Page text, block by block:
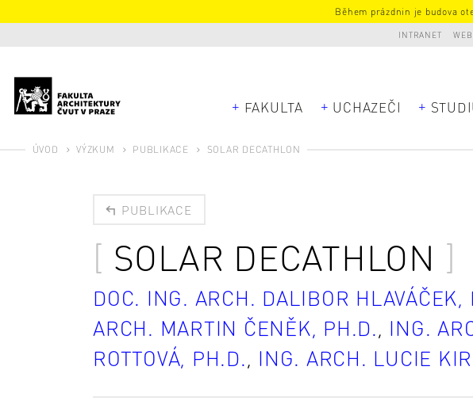
Během prázdnin je budova
INTRANET
FAKULTA UCHAZEČI
ÚVOD VÝZKUM PUBLIKACE SOLAR DECATHLON
PUBLIKACE
SOLAR DECATHLON
DOC. ING. ARCH. DALIBOR HLAVÁČEK,
ARCH. MARTIN ČENĚK, PH.D., ING.
ROTTOVÁ, PH.D., ING. ARCH. LUCIE